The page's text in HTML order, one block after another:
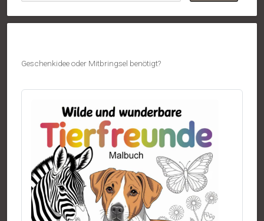
Geschenkidee oder Mitbringsel benötigt?